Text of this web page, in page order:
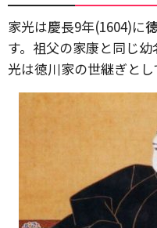
家光は慶長9年(1604)に
す。祖父の家康と同じ
光は徳川家の世継ぎとし